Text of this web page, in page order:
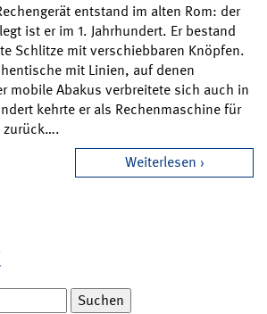
entstand im alten Rom: der
ist er im 1. Jahrhundert. Er bestand
Schlitze mit verschiebbaren Knöpfen.
mit Linien, auf denen
mobile Abakus verbreitete sich auch in
kehrte er als Rechenmaschine für
zurück….
Weiterlesen